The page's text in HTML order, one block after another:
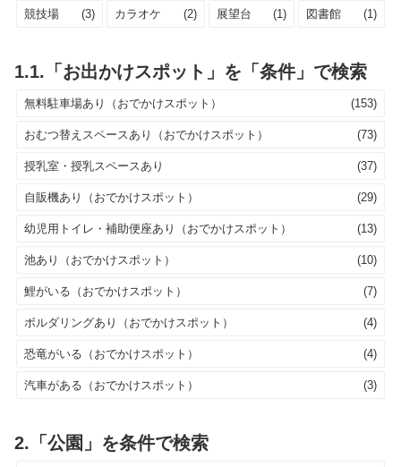
競技場 (3) カラオケ (2) 展望台 (1) 図書館 (1)
1.1.「お出かけスポット」を「条件」で検索
無料駐車場あり（おでかけスポット） (153)
おむつ替えスペースあり（おでかけスポット） (73)
授乳室・授乳スペースあり (37)
自販機あり（おでかけスポット） (29)
幼児用トイレ・補助便座あり（おでかけスポット） (13)
池あり（おでかけスポット） (10)
鯉がいる（おでかけスポット） (7)
ボルダリングあり（おでかけスポット） (4)
恐竜がいる（おでかけスポット） (4)
汽車がある（おでかけスポット） (3)
2.「公園」を条件で検索